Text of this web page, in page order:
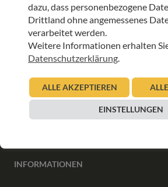
UNSER NEWSLETTER:
ANMELDEN
INFORMATIONEN
dazu, dass personenbezogene
Drittland ohne angemessenes
verarbeitet werden.
Weitere Informationen erhalten
Datenschutzerklärung.
ALLE AKZEPTIEREN
EINSTELLUNGEN